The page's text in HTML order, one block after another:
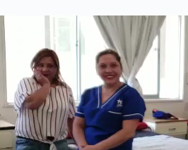
de
vídeo